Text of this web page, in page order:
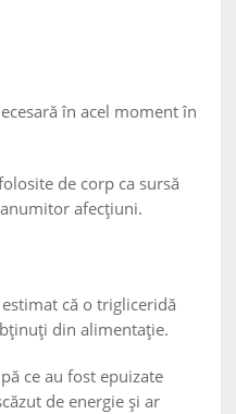
în acel moment în
de corp ca sursă
afecțiuni.
că o trigliceridă
din alimentație.
ce au fost epuizate
de energie și ar